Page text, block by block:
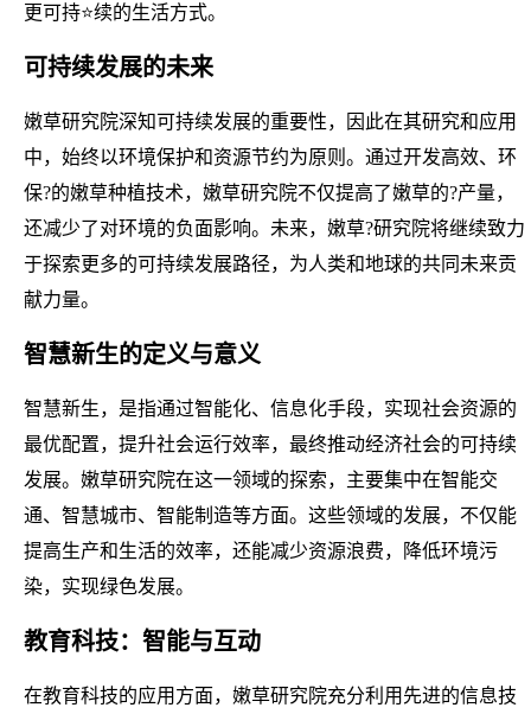
更可持⭐续的生活方式。
可持续发展的未来
嫩草研究院深知可持续发展的重要性，因此在其研究和应用
中，始终以环境保护和资源节约为原则。通过开发高效、环
保?的嫩草种植技术，嫩草研究院不仅提高了嫩草的?产量，
还减少了对环境的负面影响。未来，嫩草?研究院将继续致力
于探索更多的可持续发展路径，为人类和地球的共同未来贡
献力量。
智慧新生的定义与意义
智慧新生，是指通过智能化、信息化手段，实现社会资源的
最优配置，提升社会运行效率，最终推动经济社会的可持续
发展。嫩草研究院在这一领域的探索，主要集中在智能交
通、智慧城市、智能制造等方面。这些领域的发展，不仅能
提高生产和生活的效率，还能减少资源浪费，降低环境污
染，实现绿色发展。
教育科技：智能与互动
在教育科技的应用方面，嫩草研究院充分利用先进的信息技